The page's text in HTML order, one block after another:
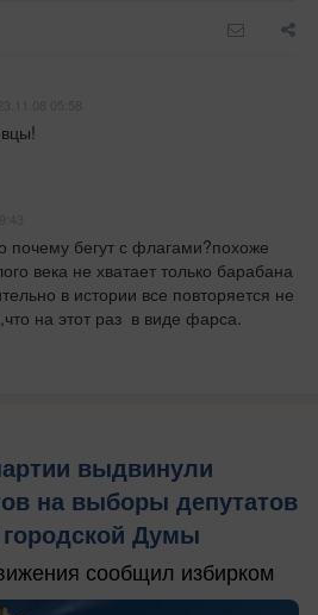
почему бегут с флагами?похоже
века не хватает только барабана
в истории все повторяется не
на этот раз  в виде фарса.
выдвинули
на выборы депутатов
городской Думы
сообщил избирком